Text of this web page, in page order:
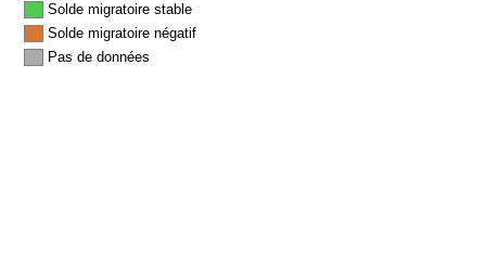
Solde migratoire stable
Solde migratoire négatif
Pas de données